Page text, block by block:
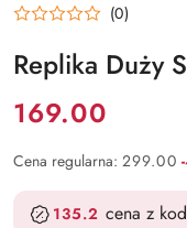
(0)
Replika Duży
Cena:
169.00
Cena regularna: 299.00
135.2 cena z